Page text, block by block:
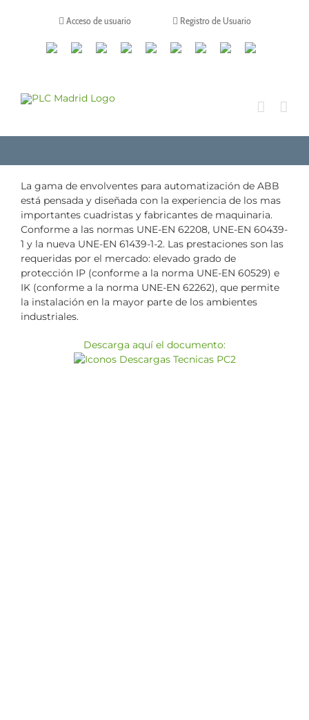
Acceso de usuario Registro de Usuario
CanalesLinkedinYoutubeTiktokFacebookInstagram
X TwitchContacto
La gama de envolventes para automatización de ABB
está pensada y diseñada con la experiencia de los mas
importantes cuadristas y fabricantes de maquinaria.
Conforme a las normas UNE-EN 62208, UNE-EN 60439-
1 y la nueva UNE-EN 61439-1-2. Las prestaciones son las
requeridas por el mercado: elevado grado de
protección IP (conforme a la norma UNE-EN 60529) e
IK (conforme a la norma UNE-EN 62262), que permite
la instalación en la mayor parte de los ambientes
industriales.
Descarga aquí el documento: